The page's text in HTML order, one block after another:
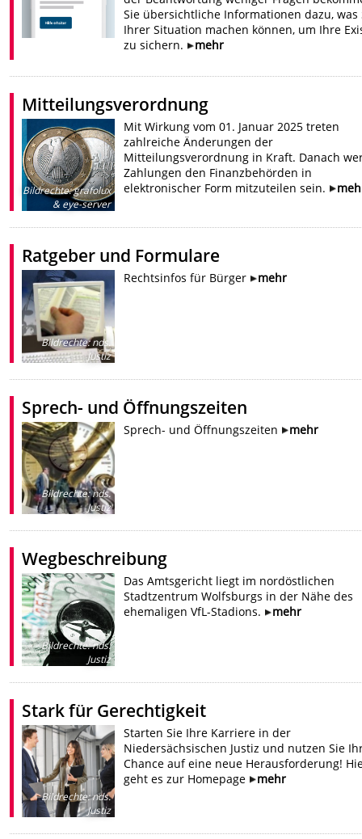
Sie übersichtliche Informationen dazu, was
Ihrer Situation machen können, um Ihre
zu sichern.
mehr
Mitteilungsverordnung
Bildrechte:grafolux
& eye-server
Mit Wirkung vom 01. Januar 2025 treten
zahlreiche Änderungen der
Mitteilungsverordnung in Kraft. Danach
Zahlungen den Finanzbehörden in
elektronischer Form mitzuteilen sein.
Ratgeber und Formulare
Bildrechte:nds.
Justiz
Rechtsinfos für Bürger mehr
Sprech- und Öffnungszeiten
Bildrechte:nds.
Justiz
Sprech- und Öffnungszeiten mehr
Wegbeschreibung
Bildrechte:nds.
Justiz
Das Amtsgericht liegt im nordöstlichen
Stadtzentrum Wolfsburgs in der Nähe des
ehemaligen VfL-Stadions.
mehr
Stark für Gerechtigkeit
Bildrechte:nds.
Justiz
Starten Sie Ihre Karriere in der
Niedersächsischen Justiz und nutzen Sie
Chance auf eine neue Herausforderung!
geht es zur Homepage
mehr